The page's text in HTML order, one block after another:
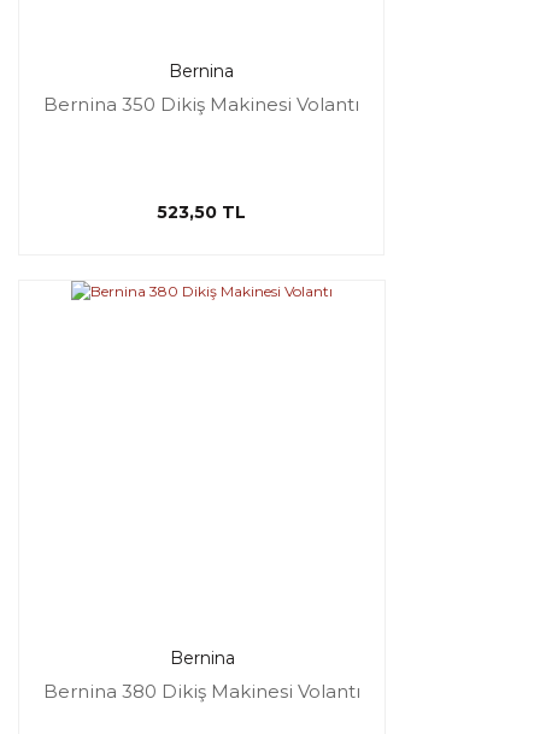
Bernina
Bernina 350 Dikiş Makinesi Volantı
523,50 TL
Bernina
Bernina 380 Dikiş Makinesi Volantı